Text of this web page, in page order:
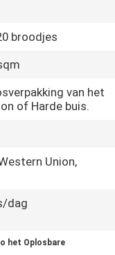
broodjes
van het
of Harde buis.
Union,
dag
het Oplosbare